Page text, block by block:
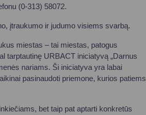
(0-313) 58072.
įtraukumo ir judumo visiems svarbą.
miestas – tai miestas, patogus
tarptautinę URBACT iniciatyvą „Darnus
nariams. Ši iniciatyva yra labai
pasinaudoti priemone, kurios patiems
bet taip pat aptarti konkretūs